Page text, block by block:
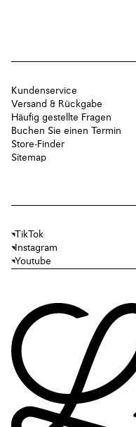
Kundenservice
Versand & Rückgabe
Häufig gestellte Fragen
Buchen Sie einen Termin
Store-Finder
Sitemap
TikTok
Instagram
Youtube